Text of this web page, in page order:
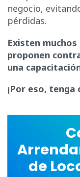
negocio,
pérdidas.
Existen
proponen
una
¡Por eso, tenga
de